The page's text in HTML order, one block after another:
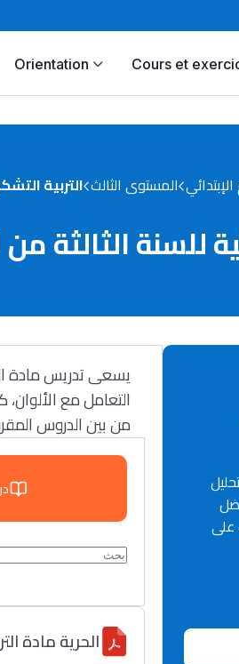
Orientation Cours et
الإبتدائي المستوى الثالث التربية
للسنة الثالثة
يسعى تدريس مادة
التعامل مع الألوان،
من بين الدروس
الحرية مادة
على